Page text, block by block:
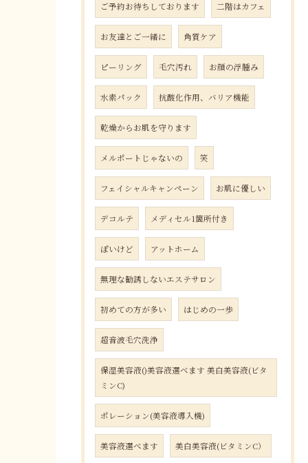
ご予約お待ちしております 二階はカフェ
お友達とご一緒に 角質ケア
ピーリング 毛穴汚れ お顔の浮腫み
水素パック 抗酸化作用、バリア機能
乾燥からお肌を守ります
メルポートじゃないの 笑
フェイシャルキャンペーン お肌に優しい
デコルテ メディセル1箇所付き
ぽいけど アットホーム
無理な勧誘しないエステサロン
初めての方が多い はじめの一歩
超音波毛穴洗浄
保湿美容液()美容液選べます 美白美容液(ビタ
ミンC)
ポレーション(美容液導入機)
美容液選べます 美白美容液(ビタミンC）